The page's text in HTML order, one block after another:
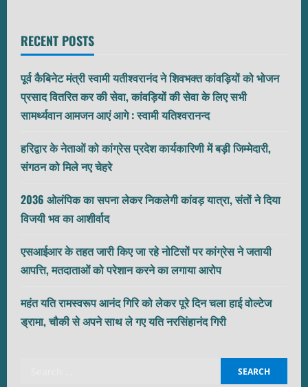
RECENT POSTS
पूर्व कैबिनेट मंत्री स्वामी यतीश्वरानंद ने शिवभक्त कांवड़ियों को भोजन
प्रसाद वितरित कर की सेवा, कांवड़ियों की सेवा के लिए सभी
सामर्थ्यवान आमजन आएं आगे : स्वामी यतिश्वरानन्द
हरिद्वार के नेताओं को कांग्रेस प्रदेश कार्यकारिणी में बड़ी जिम्मेदारी,
संगठन को मिले नए चेहरे
2036 ओलंपिक का सपना लेकर निकलेगी कांवड़ यात्रा, संतों ने दिया
विजयी भव का आशीर्वाद
एसआईआर के तहत जारी किए जा रहे नोटिसों पर कांग्रेस ने जतायी
आपत्ति, मतदाताओं को परेशान करने का लगाया आरोप
महंत यति रामस्वरूप आनंद गिरि को लेकर पूरे दिन चला हाई वोल्टेज
ड्रामा, चौकी से अपने साथ ले गए यति नरसिंहानंद गिरी